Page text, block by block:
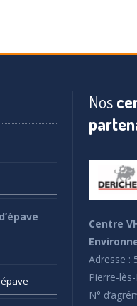
Nos
Centre
Adresse :
Pierre-
N°